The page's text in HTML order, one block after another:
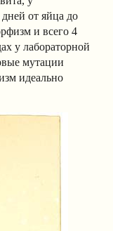
от яйца до
и всего 4
у лабораторной
мутации
идеально